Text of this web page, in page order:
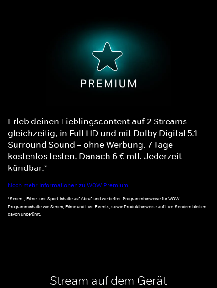
Erleb deinen Lieblingscontent auf 2 Streams
gleichzeitig, in Full HD und mit Dolby Digital 5.1
Surround Sound – ohne Werbung. 7 Tage
kostenlos testen. Danach 6 € mtl. Jederzeit
kündbar.*
Noch mehr Informationen zu WOW Premium
*Serien-, Filme- und Sport-Inhalte auf Abruf sind werbefrei. Programmhinweise für WOW
Programminhalte wie Serien, Filme und Live-Events, sowie Produkthinweise auf Live-Sendern bleiben
davon unberührt.
Stream auf dem Gerät